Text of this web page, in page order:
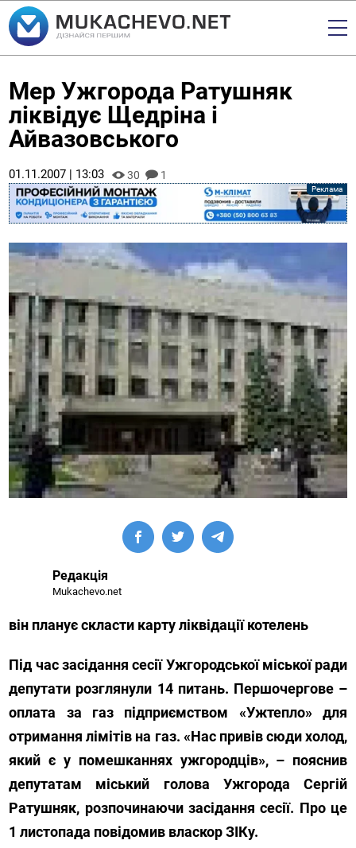
Мер Ужгорода Ратушняк
ліквідує Щедріна і
Айвазовського
01.11.2007 | 13:03 30 1
Редакція
Mukachevo.net
він планує скласти карту ліквідації котелень
Під час засідання сесії Ужгородської міської ради
депутати розглянули 14 питань. Першочергове –
оплата за газ підприємством «Ужтепло» для
отримання лімітів на газ. «Нас привів сюди холод,
який є у помешканнях ужгородців», – пояснив
депутатам міський голова Ужгорода Сергій
Ратушняк, розпочинаючи засідання сесії. Про це
1 листопада повідомив власкор ЗІКу.